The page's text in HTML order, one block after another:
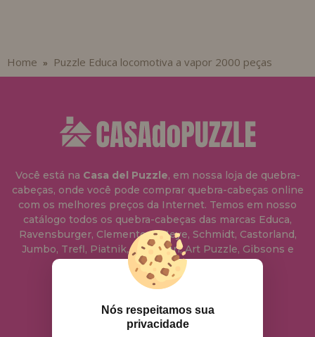
Home » Puzzle Educa locomotiva a vapor 2000 peças
Você está na Casa del Puzzle, em nossa loja de quebra-
cabeças, onde você pode comprar quebra-cabeças online
com os melhores preços da Internet. Temos em nosso
catálogo todos os quebra-cabeças das marcas Educa,
Ravensburger, Clementoni, Heye, Schmidt, Castorland,
Jumbo, Trefl, Piatnik, Anatolian, Art Puzzle, Gibsons e
muito mais.
info@casadopuzzle.pt
Nós respeitamos sua
privacidade